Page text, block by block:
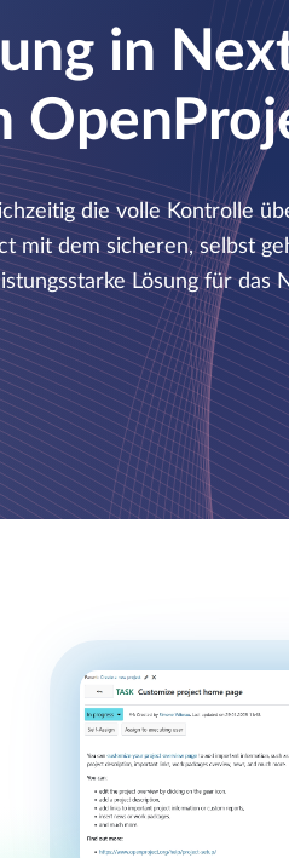
in
die volle Kontrolle
mit dem sicheren, selbst
Lösung für das